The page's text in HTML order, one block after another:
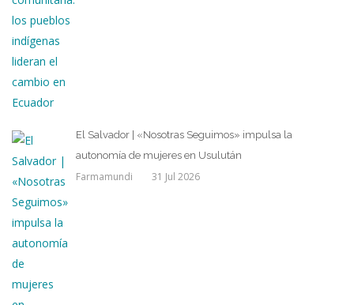
El Salvador | «Nosotras Seguimos» impulsa la
autonomía de mujeres en Usulután
Farmamundi 31 Jul 2026